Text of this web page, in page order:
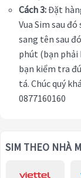
Cách 3:Đặt
Vua Sim sau
sang tên sau
phút (bạn phải
bạn kiểm tra
tá. Chúc quý
0877160160
SIM THEO NHÀ